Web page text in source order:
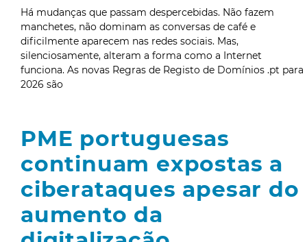
Há mudanças que passam despercebidas. Não fazem
manchetes, não dominam as conversas de café e
dificilmente aparecem nas redes sociais. Mas,
silenciosamente, alteram a forma como a Internet
funciona. As novas Regras de Registo de Domínios .pt para
2026 são
PME portuguesas
continuam expostas a
ciberataques apesar do
aumento da